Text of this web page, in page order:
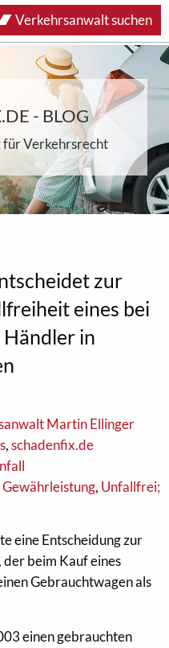
- BLOG
für Verkehrsrecht
zur
eines bei
in
Martin Ellinger
,schadenfix.de
Gewährleistung, Unfallfrei;
eine Entscheidung zur
beim Kauf eines
Gebrauchtwagen als
einen gebrauchten
Verkehrsanwalt suchen